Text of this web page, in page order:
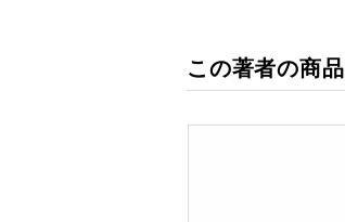
この著者の商品